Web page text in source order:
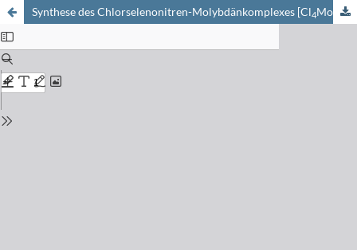
Synthese des Chlorselenonitren-Molybdänkomplexes [Cl4Mo=N=SeCl]